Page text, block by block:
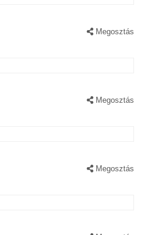
Megosztás
Megosztás
Megosztás